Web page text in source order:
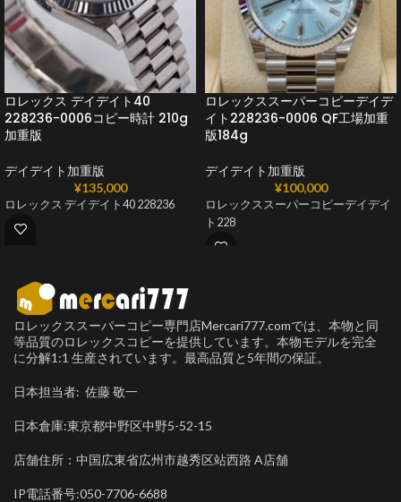
ロレックス デイデイト40
228236-0006コピー時計 210g
加重版
デイデイト加重版
¥135,000
ロレックス デイデイト40 228236
ロレックススーパーコピーデイデ
イト228236-0006 QF工場加重
版184g
デイデイト加重版
¥100,000
ロレックススーパーコピーデイデイ
ト228
ロレックススーパーコピー専門店Mercari777.comでは、本物と同
等品質のロレックスコピーを提供しています。本物モデルを完全
に分解1:1 生産されています。最高品質と5年間の保証。
日本担当者: 佐藤 敬一
日本倉庫:東京都中野区中野5-52-15
店舗住所：中国広東省広州市越秀区站西路 A店舗
IP電話番号:050-7706-6688